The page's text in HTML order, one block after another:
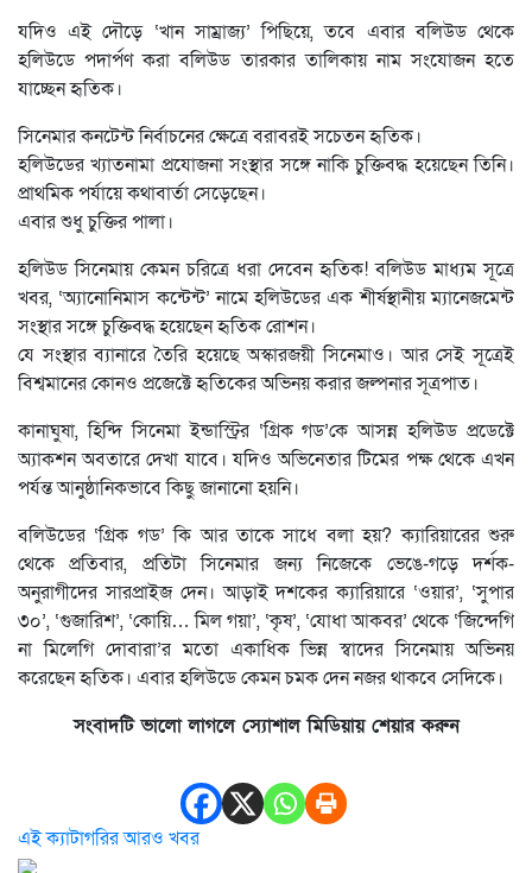
যদিও এই দৌড়ে ‘খান সাম্রাজ্য’ পিছিয়ে, তবে এবার বলিউড থেকে
হলিউডে পদার্পণ করা বলিউড তারকার তালিকায় নাম সংযোজন হতে
যাচ্ছেন হৃতিক।
সিনেমার কনটেন্ট নির্বাচনের ক্ষেত্রে বরাবরই সচেতন হৃতিক।
হলিউডের খ্যাতনামা প্রযোজনা সংস্থার সঙ্গে নাকি চুক্তিবদ্ধ হয়েছেন তিনি।
প্রাথমিক পর্যায়ে কথাবার্তা সেড়েছেন।
এবার শুধু চুক্তির পালা।
হলিউড সিনেমায় কেমন চরিত্রে ধরা দেবেন হৃতিক! বলিউড মাধ্যম সূত্রে
খবর, ‘অ্যানোনিমাস কন্টেন্ট’ নামে হলিউডের এক শীর্ষস্থানীয় ম্যানেজমেন্ট
সংস্থার সঙ্গে চুক্তিবদ্ধ হয়েছেন হৃতিক রোশন।
যে সংস্থার ব্যানারে তৈরি হয়েছে অস্কারজয়ী সিনেমাও। আর সেই সূত্রেই
বিশ্বমানের কোনও প্রজেক্টে হৃতিকের অভিনয় করার জল্পনার সূত্রপাত।
কানাঘুষা, হিন্দি সিনেমা ইন্ডাস্ট্রির ‘গ্রিক গড’কে আসন্ন হলিউড প্রডেক্টে
অ্যাকশন অবতারে দেখা যাবে। যদিও অভিনেতার টিমের পক্ষ থেকে এখন
পর্যন্ত আনুষ্ঠানিকভাবে কিছু জানানো হয়নি।
বলিউডের ‘গ্রিক গড’ কি আর তাকে সাধে বলা হয়? ক্যারিয়ারের শুরু
থেকে প্রতিবার, প্রতিটা সিনেমার জন্য নিজেকে ভেঙে-গড়ে দর্শক-
অনুরাগীদের সারপ্রাইজ দেন। আড়াই দশকের ক্যারিয়ারে ‘ওয়ার’, ‘সুপার
৩০’, ‘গুজারিশ’, ‘কোয়ি… মিল গয়া’, ‘কৃষ’, ‘যোধা আকবর’ থেকে ‘জিন্দেগি
না মিলেগি দোবারা’র মতো একাধিক ভিন্ন স্বাদের সিনেমায় অভিনয়
করেছেন হৃতিক। এবার হলিউডে কেমন চমক দেন নজর থাকবে সেদিকে।
সংবাদটি ভালো লাগলে স্যোশাল মিডিয়ায় শেয়ার করুন
এই ক্যাটাগরির আরও খবর